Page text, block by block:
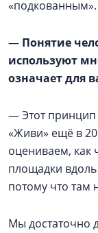
«подкованным».
— Понятие
используют
означает для
— Этот
«Живи» ещё в
оцениваем, как
площадки
потому что там
Мы достаточно